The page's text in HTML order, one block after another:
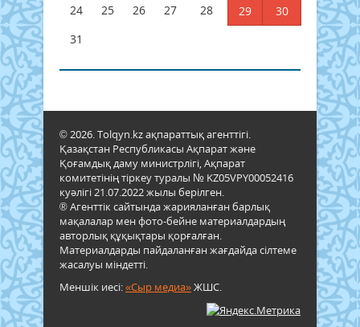
24
25 26 27 28 29
30
31
© 2026. Tolqyn.kz ақпараттық агенттігі.
Қазақстан Республикасы Ақпарат және
Қоғамдық даму министрлігі, Ақпарат
комитетінің тіркеу туралы № KZ05VPY00052416
куәлігі 21.07.2022 жылы берілген.
® Агенттік сайтында жарияланған барлық
мақалалар мен фото-бейне материалдардың
авторлық құқықтары қорғалған.
Материалдарды пайдаланған жағдайда сілтеме
жасалуы міндетті.
Меншік иесі:«Сыр медиа»ЖШС.